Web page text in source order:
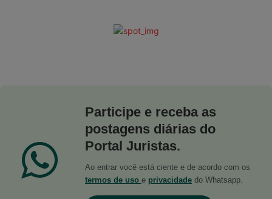
Participe e receba as
postagens diárias do
Portal Juristas.
Ao entrar você está ciente e de acordo com os
termos de uso e privacidade do Whatsapp.